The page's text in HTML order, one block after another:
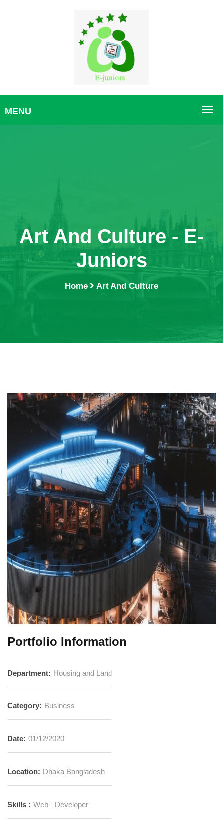
Art And Culture - E-
Juniors
Home Art And Culture
Portfolio Information
Department: Housing and Land
Category: Business
Date: 01/12/2020
Location: Dhaka Bangladesh
Skills : Web - Developer